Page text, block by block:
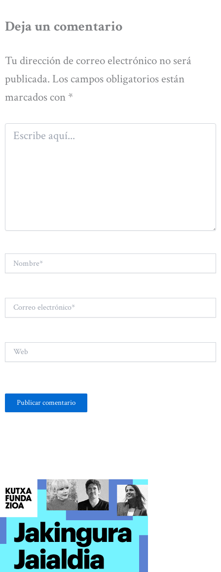
Deja un comentario
Tu dirección de correo electrónico no será
publicada. Los campos obligatorios están
marcados con *
Escribe
aquí...
Correo
electrónico*
Web